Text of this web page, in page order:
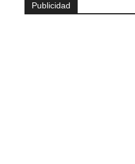
Publicidad